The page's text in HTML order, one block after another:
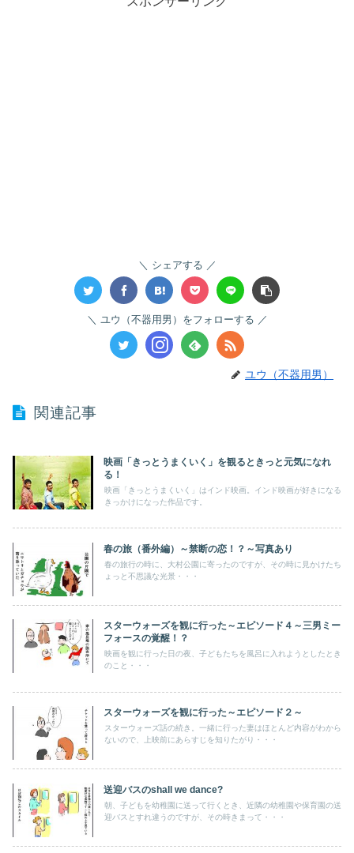
シェアする
ユウ（不器用男）をフォローする
ユウ（不器用男）
関連記事
映画「きっとうまくいく」を観るときっと元気になれ
る！
映画「きっとうまくいく」はインド映画。インド映画が好きになる
きっかけになった作品です。
春の旅（番外編）～禁断の恋！？～写真あり
春の旅行の時に、大村公園に寄ったのですが、その時に見かけたち
ょっと不思議な光景・・・
スターウォーズを観に行った～エピソード４～三男ミー
フォースの覚醒！？
映画を観に行った日の夜、子どもたちを風呂に入れようとしたとき
のこと・・・
スターウォーズを観に行った～エピソード２～
スターウォーズ話の続き。一緒に行った妻はほとんど内容がわから
ないので、上映前にあらすじを知りたがり・・・
送迎バスのshall we dance?
朝、子どもを幼稚園に送って行くとき、近隣の幼稚園や保育園の送
迎バスとすれ違うのですが、その時きまって・・・